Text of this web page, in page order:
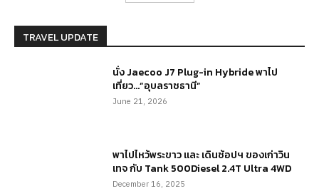
TRAVEL UPDATE
นั่ง Jaecoo J7 Plug-in Hybride พาไป
เที่ยว…”อุบลราชธานี”
June 21, 2026
พาไปไหว้พระขาว และ เดินช้อปฯ ของเก่าวิน
เทจ กับ Tank 500Diesel 2.4T Ultra 4WD
December 16, 2025